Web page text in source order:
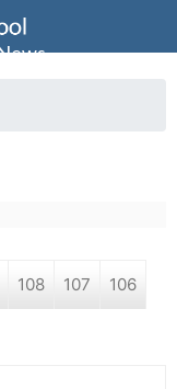
108 107 106